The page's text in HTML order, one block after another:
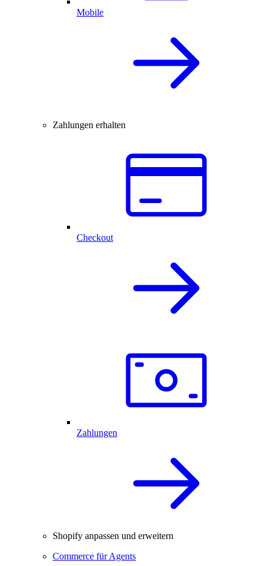
Mobile
Zahlungen erhalten
Checkout
Zahlungen
Shopify anpassen und erweitern
Commerce für Agents